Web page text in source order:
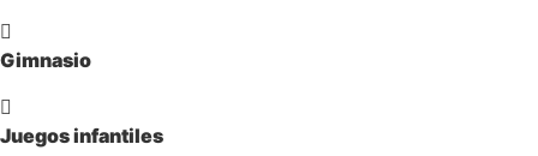
Gimnasio
Juegos infantiles